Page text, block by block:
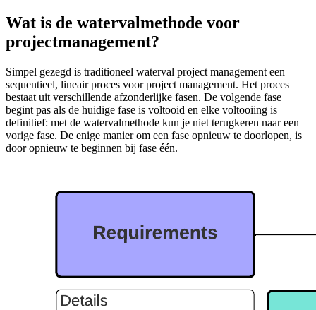
Wat is de watervalmethode voor
projectmanagement?
Simpel gezegd is traditioneel waterval project management een
sequentieel, lineair proces voor project management. Het proces
bestaat uit verschillende afzonderlijke fasen. De volgende fase
begint pas als de huidige fase is voltooid en elke voltooiing is
definitief: met de watervalmethode kun je niet terugkeren naar een
vorige fase. De enige manier om een fase opnieuw te doorlopen, is
door opnieuw te beginnen bij fase één.